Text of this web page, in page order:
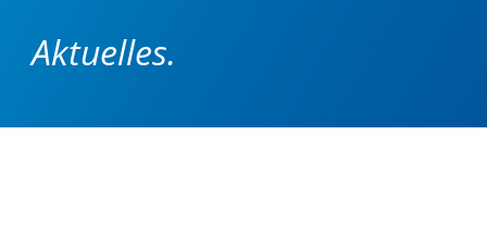
Aktuelles.